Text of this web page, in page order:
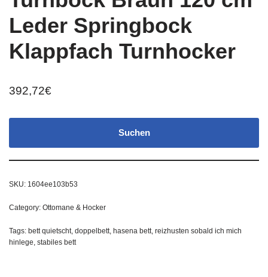
Leder Springbock
Klappfach Turnhocker
392,72€
Suchen
SKU: 1604ee103b53
Category: Ottomane & Hocker
Tags: bett quietscht, doppelbett, hasena bett, reizhusten sobald ich mich
hinlege, stabiles bett